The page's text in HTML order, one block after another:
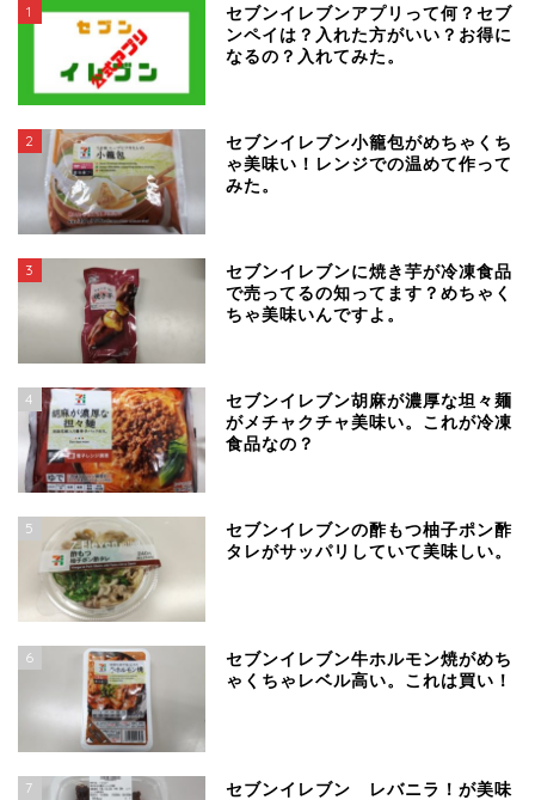
1
セブンイレブンアプリって何？セブ
ンペイは？入れた方がいい？お得に
なるの？入れてみた。
2
セブンイレブン小籠包がめちゃくち
ゃ美味い！レンジでの温めて作って
みた。
3
セブンイレブンに焼き芋が冷凍食品
で売ってるの知ってます？めちゃく
ちゃ美味いんですよ。
4
セブンイレブン胡麻が濃厚な坦々麺
がメチャクチャ美味い。これが冷凍
食品なの？
5
セブンイレブンの酢もつ柚子ポン酢
タレがサッパリしていて美味しい。
6
セブンイレブン牛ホルモン焼がめち
ゃくちゃレベル高い。これは買い！
7
セブンイレブン レバニラ！が美味